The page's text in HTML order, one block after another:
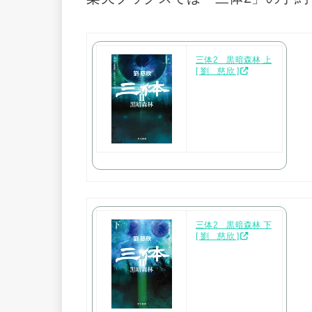
三体2 黒暗森林 上
[ 劉 慈欣 ]
三体2 黒暗森林 下
[ 劉 慈欣 ]